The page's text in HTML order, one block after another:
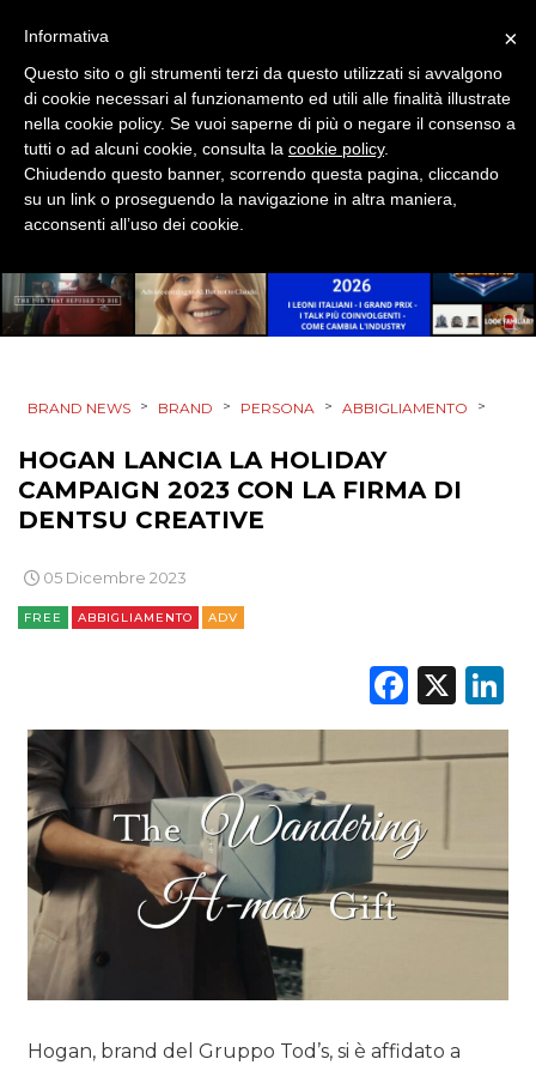
BRAND NEWS > BRAND > PERSONA > ABBIGLIAMENTO >
HOGAN LANCIA LA HOLIDAY
CAMPAIGN 2023 CON LA FIRMA DI
DENTSU CREATIVE
05 Dicembre 2023
FREE ABBIGLIAMENTO ADV
X
Hogan, brand del Gruppo Tod’s, si è affidato a
×
Informativa
Questo sito o gli strumenti terzi da questo utilizzati si avvalgono
di cookie necessari al funzionamento ed utili alle finalità illustrate
nella cookie policy. Se vuoi saperne di più o negare il consenso a
tutti o ad alcuni cookie, consulta la cookie policy.
Chiudendo questo banner, scorrendo questa pagina, cliccando
su un link o proseguendo la navigazione in altra maniera,
acconsenti all’uso dei cookie.